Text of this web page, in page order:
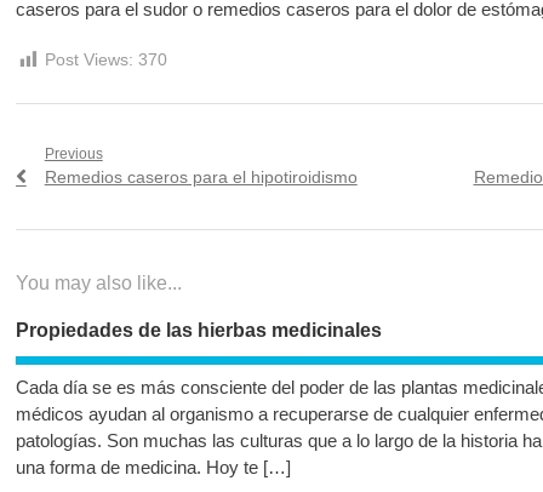
caseros para el sudor o remedios caseros para el dolor de
Post Views: 370
Navegación
Previous
Previous
Remedios caseros para el hipotiroidismo
Next
You may also like...
Propiedades de las hierbas medicinales
Cada día se es más consciente del poder de las plantas
médicos ayudan al organismo a recuperarse de cualquier
patologías. Son muchas las culturas que a lo largo de la historia
una forma de medicina. Hoy te […]